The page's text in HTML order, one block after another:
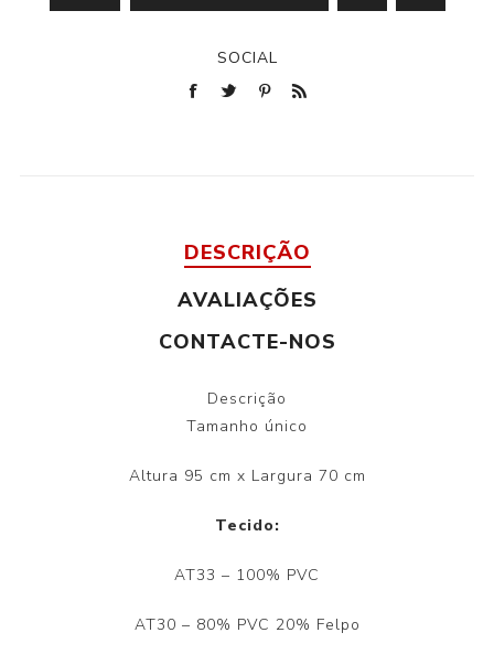
SOCIAL
DESCRIÇÃO
AVALIAÇÕES
CONTACTE-NOS
Descrição
Tamanho único
Altura 95 cm x Largura 70 cm
Tecido:
AT33 – 100% PVC
AT30 – 80% PVC 20% Felpo